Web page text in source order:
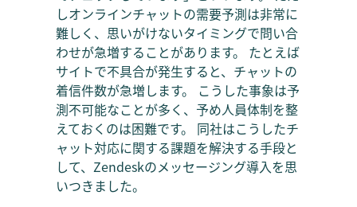
しオンラインチャットの需要予測は非常に
難しく、思いがけないタイミングで問い合
わせが急増することがあります。 たとえば
サイトで不具合が発生すると、チャットの
着信件数が急増します。 こうした事象は予
測不可能なことが多く、予め人員体制を整
えておくのは困難です。 同社はこうしたチ
ャット対応に関する課題を解決する手段と
して、Zendeskのメッセージング導入を思
いつきました。